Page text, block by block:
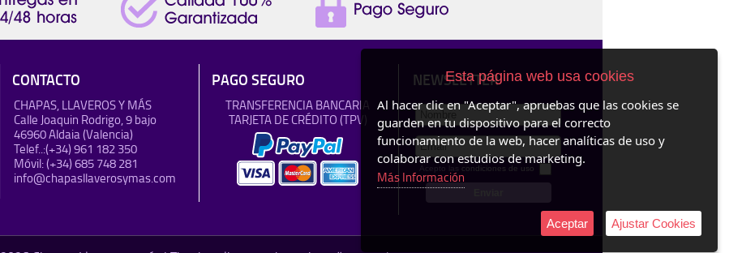
CONTACTO
CHAPAS, LLAVEROS Y MÁS
Calle Joaquin Rodrigo, 9 bajo
46960 Aldaia (Valencia)
Telef..:(+34) 961 182 350
Móvil:(+34) 685 748 281
info@chapasllaverosymas.com
PAGO SEGURO
TRANSFERENCIA BANCARIA
TARJETA DE CRÉDITO (TPV)
NEWSLETTER
Acepto las condiciones de uso
Esta página web usa cookies
Al hacer clic en "Aceptar", apruebas que las cookies se
guarden en tu dispositivo para el correcto
funcionamiento de la web, hacer analíticas de uso y
colaborar con estudios de marketing.
Más Información
Aceptar Ajustar Cookies